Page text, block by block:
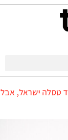
טסלה ישראל, אבל